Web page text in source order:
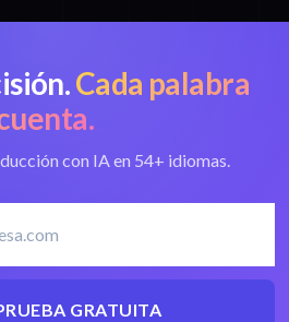
Cada palabra
con IA en 54+ idiomas.
GRATUITA